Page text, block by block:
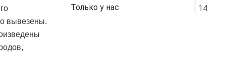
вывезены.
Только у нас
14